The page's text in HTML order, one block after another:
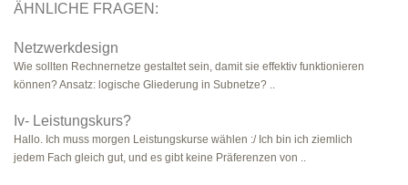
ÄHNLICHE FRAGEN:
Netzwerkdesign
Wie sollten Rechnernetze gestaltet sein, damit sie effektiv funktionieren
können? Ansatz: logische Gliederung in Subnetze? ..
Iv- Leistungskurs?
Hallo. Ich muss morgen Leistungskurse wählen :/ Ich bin ich ziemlich
jedem Fach gleich gut, und es gibt keine Präferenzen von ..